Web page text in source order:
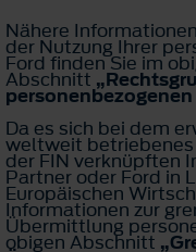
Nähere
der Nutzung Ihrer
Ford finden Sie im
Abschnitt
personenbezogenen
Da es sich bei dem
weltweit
der FIN verknüpften
Partner oder Ford in
Europäischen
Informationen zur
Übermittlung
obigen Abschnitt